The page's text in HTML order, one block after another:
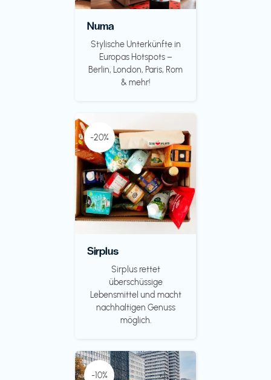
Numa
Stylische Unterkünfte in
Europas Hotspots –
Berlin, London, Paris, Rom
& mehr!
-20%
Sirplus
Sirplus rettet
überschüssige
Lebensmittel und macht
nachhaltigen Genuss
möglich.
-10%